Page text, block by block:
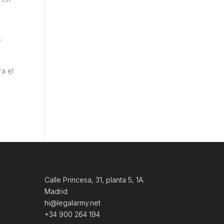
el
Calle Princesa, 31, planta 5, 1A.
Madrid
hi@legalarmy.net
+34 900 264 194